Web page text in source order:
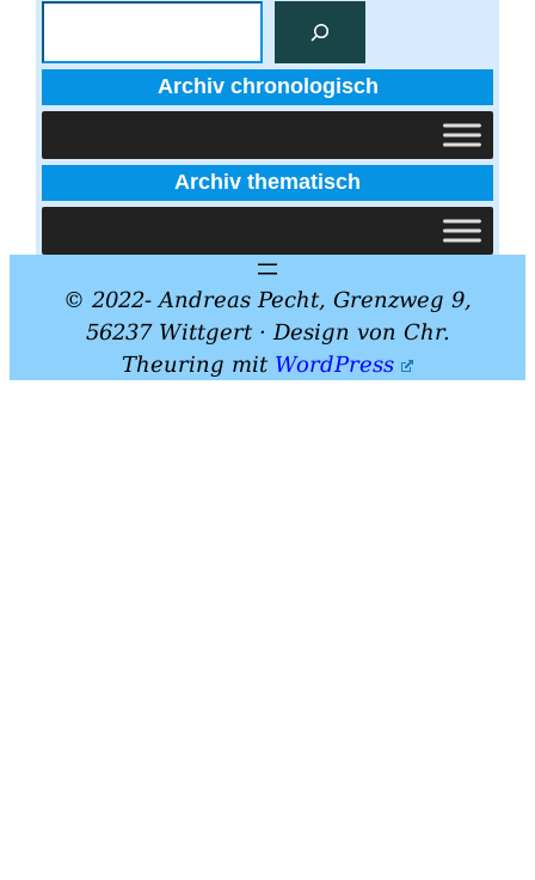
Archiv chronologisch
Archiv thematisch
© 2022- Andreas Pecht, Grenzweg 9,
56237 Wittgert · Design von Chr.
Theuring mit WordPress